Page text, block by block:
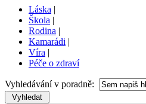
Láska |
Škola |
Rodina |
Kamarádi |
Víra |
Péče o zdraví
Vyhledávání v poradně: